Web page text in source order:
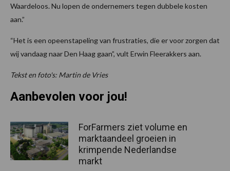
Waardeloos. Nu lopen de ondernemers tegen dubbele kosten
aan.”
“Het is een opeenstapeling van frustraties, die er voor zorgen dat
wij vandaag naar Den Haag gaan”, vult Erwin Fleerakkers aan.
Tekst en foto's: Martin de Vries
Aanbevolen voor jou!
ForFarmers ziet volume en
marktaandeel groeien in
krimpende Nederlandse
markt